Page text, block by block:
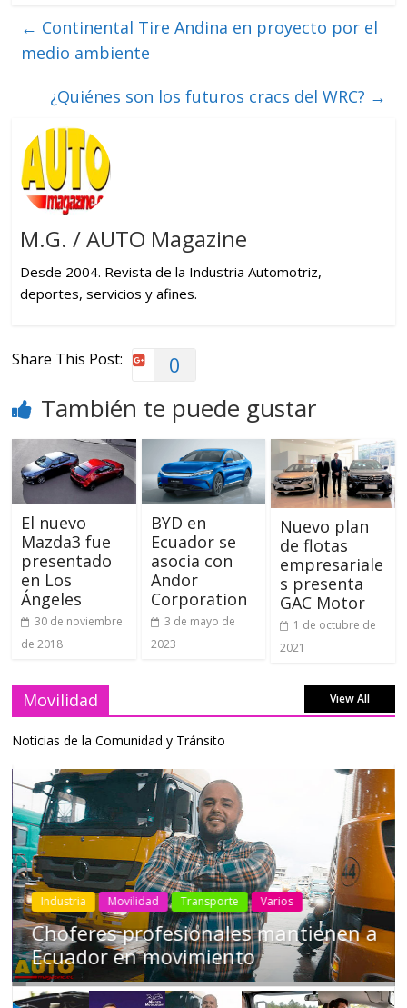
← Continental Tire Andina en proyecto por el
medio ambiente
¿Quiénes son los futuros cracs del WRC? →
M.G. / AUTO Magazine
Desde 2004. Revista de la Industria Automotriz,
deportes, servicios y afines.
Share This Post: 0
También te puede gustar
El nuevo
Mazda3 fue
presentado
en Los
Ángeles
30 de noviembre
de 2018
BYD en
Ecuador se
asocia con
Andor
Corporation
3 de mayo de
2023
Nuevo plan
de flotas
empresariale
s presenta
GAC Motor
1 de octubre de
2021
Movilidad View All
Noticias de la Comunidad y Tránsito
Industria Movilidad Transporte Varios
Choferes profesionales mantienen a
Ecuador en movimiento